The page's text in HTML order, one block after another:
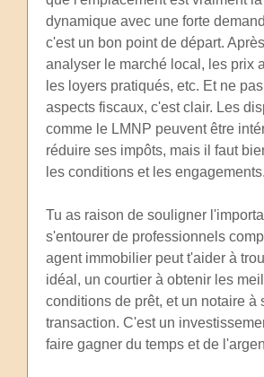
dynamique avec une forte
c'est un bon point de départ.
analyser le marché local, les prix
les loyers pratiqués, etc. Et ne
aspects fiscaux, c'est clair. Les
comme le LMNP peuvent être
réduire ses impôts, mais il faut
les conditions et les
Tu as raison de souligner
s'entourer de professionnels
agent immobilier peut t'aider à
idéal, un courtier à obtenir les
conditions de prêt, et un notaire à
transaction. C'est un
faire gagner du temps et de